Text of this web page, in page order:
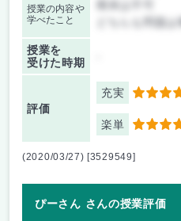
授業の内容や
学べたこと
授業を
受けた時期
評価
充実 5
楽単 5
(2020/03/27) [3529549]
ぴーさん さんの授業評価